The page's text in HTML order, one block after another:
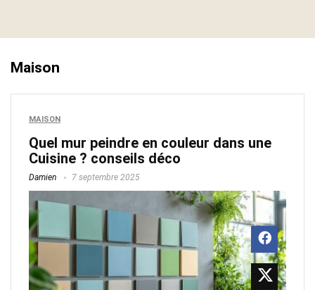
Maison
MAISON
Quel mur peindre en couleur dans une
Cuisine ? conseils déco
Damien 7 septembre 2025